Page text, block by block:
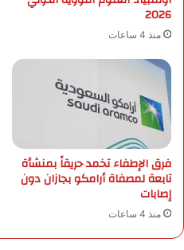
ك
ة
ب
ب
ع
ب
ي
و
إ
س
ر
يًّ
م
ن
ع
مّ
ن
2026
منذ 4 ساعات
فرق الإطفاء تخمد حريقاً بمنشأة
تابعة لمصفاة أرامكو بجازان دون
إصابات
منذ 4 ساعات